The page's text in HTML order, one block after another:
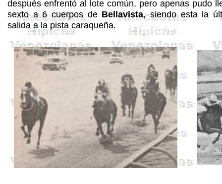
después enfrentó al lote común, pero apenas pudo
sexto a 6 cuerpos de Bellavista, siendo esta la
salida a la pista caraqueña.